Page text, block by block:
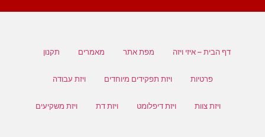
דף הבית – איזי ויזה מפת אתר מאמרים תקנון
פרטיות ויזת תפקידים מיוחדים ויזת עבודה
ויזת צוות ויזת דיפלומט ויזת דת ויזת משקיעים